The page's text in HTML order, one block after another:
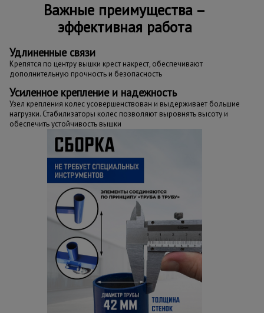
Важные преимущества –
эффективная работа
Удлиненные связи
Крепятся по центру вышки крест накрест, обеспечивают
дополнительную прочность и безопасность
Усиленное крепление и надежность
Узел крепления колес усовершенствован и выдерживает большие
нагрузки. Стабилизаторы колес позволяют выровнять высоту и
обеспечить устойчивость вышки